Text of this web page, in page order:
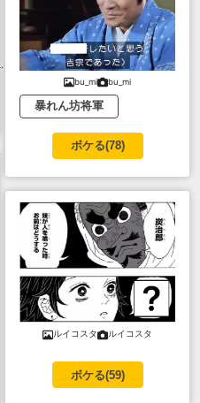
bu_mi bu_mi
暴れん坊将軍
ボケる(78)
ルイコスタ ルイコスタ
ボケる(59)